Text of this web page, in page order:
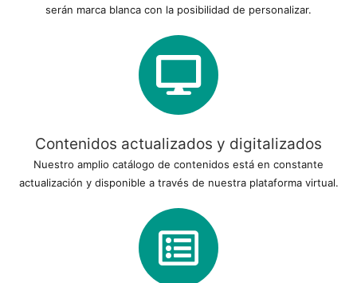
serán marca blanca con la posibilidad de personalizar.
Contenidos actualizados y digitalizados
Nuestro amplio catálogo de contenidos está en constante
actualización y disponible a través de nuestra plataforma virtual.